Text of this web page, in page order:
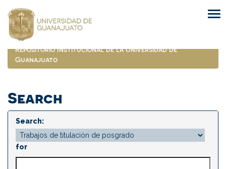
navigation
Repositorio Institucional de la Universidad de
Guanajuato
Search
Search:
for